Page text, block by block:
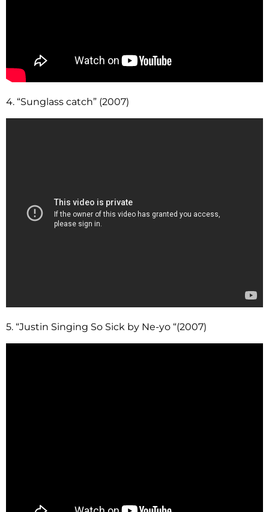
4. “Sunglass catch” (2007)
5. “Justin Singing So Sick by Ne-yo “(2007)